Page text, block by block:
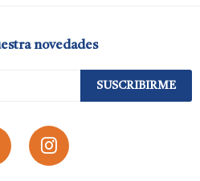
novedades
SUSCRIBIRME
